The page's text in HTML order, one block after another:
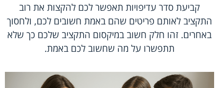
קביעת סדר עדיפויות תאפשר לכם להקצות את רוב
התקציב לאותם פריטים שהם באמת חשובים לכם, ולחסוך
באחרים. זהו חלק חשוב במיקסום התקציב שלכם כך שלא
תתפשרו על מה שחשוב לכם באמת.